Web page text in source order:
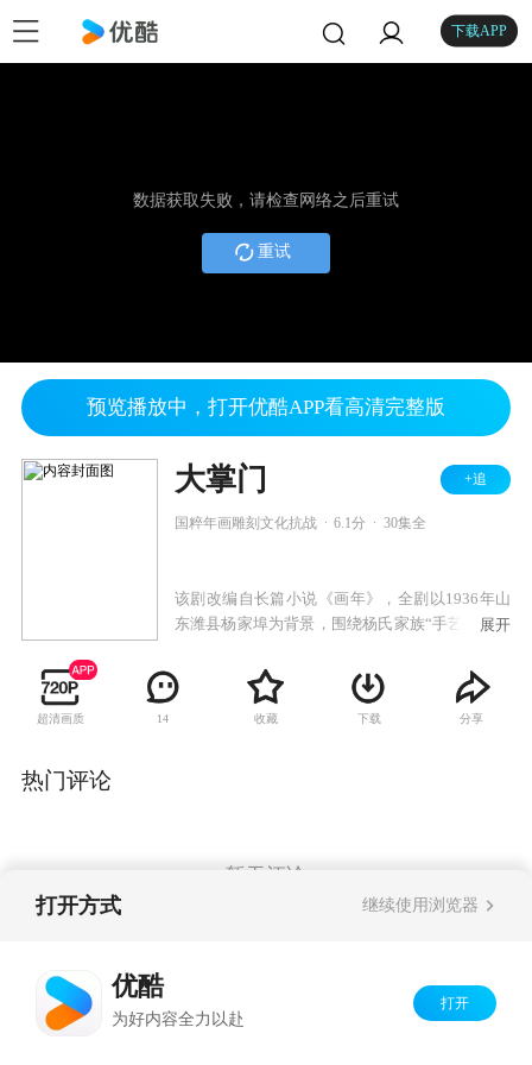
下载APP
数据获取失败，请检查网络之后重试
重试
预览播放中，打开优酷APP看高清完整版
大掌门 +追
国粹年画雕刻文化抗战 6.1分 30集全
该剧改编自长篇小说《画年》，全剧以1936年山
东潍县杨家埠为背景，围绕杨氏家族“手艺精、家
与杨德利在竞争掌门之位过程中，团结民间艺人
和爱国志士，与试图盗取古版年画并宣传“大东亚
共荣”的日本特务秋田斗智斗勇的故事。
展开
超清画质 14 收藏 下载 分享
热门评论
暂无评论
打开方式 继续使用浏览器
优酷
为好内容全力以赴
打开